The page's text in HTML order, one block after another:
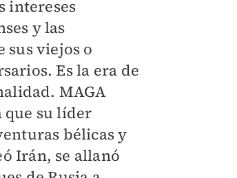
intereses
y las
sus viejos o
Es la era de
MAGA
que su líder
bélicas y
Irán, se allanó